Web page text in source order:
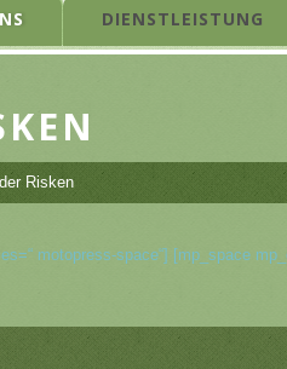
DIENSTLEISTUNG
Risken
motopress-space“] [mp_space